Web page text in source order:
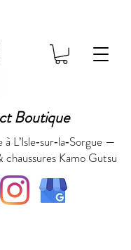
Boutique
L’Isle‑sur‑la‑Sorgue —
Kamo Gutsu